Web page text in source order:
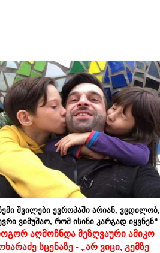
შვილები ევროპაში არიან, ვცდილობ,
ვიმუშაო, რომ ისინი კარგად იყვნენ“
აღმოჩნდა მეზღვაური ამიკო
სცენაზე - „არ ვიცი, გემზე